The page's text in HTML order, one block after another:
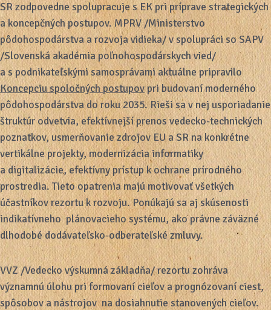
SR zodpovedne spolupracuje s EK pri príprave strategických
a koncepčných postupov. MPRV /Ministerstvo
pôdohospodárstva a rozvoja vidieka/ v spolupráci so SAPV
/Slovenská akadémia poľnohospodárskych vied/
a s podnikateľskými samosprávami aktuálne pripravilo
Koncepciu spoločných postupovpri budovaní moderného
pôdohospodárstva do roku 2035. Rieši sa v nej usporiadanie
štruktúr odvetvia, efektívnejší prenos vedecko-technických
poznatkov, usmerňovanie zdrojov EU a SR na konkrétne
vertikálne projekty, modernizácia informatiky
a digitalizácie, efektívny prístup k ochrane prírodného
prostredia. Tieto opatrenia majú motivovať všetkých
účastníkov rezortu k rozvoju. Ponúkajú sa aj skúsenosti
indikatívneho plánovacieho systému, ako právne záväzné
dlhodobé dodávateľsko-odberateľské zmluvy.
VVZ /Vedecko výskumná základňa/ rezortu zohráva
významnú úlohu pri formovaní cieľov a prognózovaní ciest,
spôsobov a nástrojov na dosiahnutie stanovených cieľov.